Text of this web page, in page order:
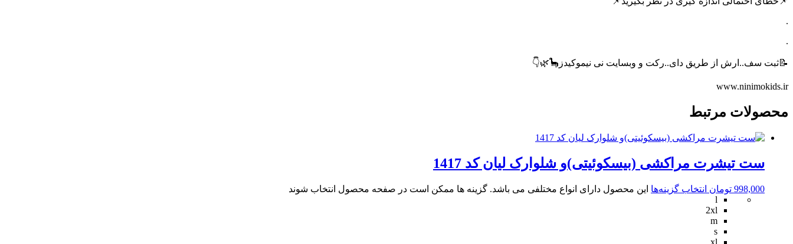
.
.
📝ثبت سف..ارش از طریق دای..رکت و وبسایت نی نیموکیدز🦕🌿👇
www.ninimokids.ir
محصولات مرتبط
ست تیشرت مراکشی (بیسکوئیتی)و شلوارک لیان کد 1417
998,000 تومان انتخاب گزینه‌ها این محصول دارای انواع مختلفی می باشد. گزینه ها ممکن است در صفحه محصول انتخاب شوند
l
2xl
m
s
xl